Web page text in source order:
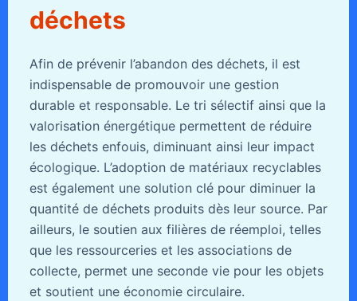
déchets
Afin de prévenir l’abandon des déchets, il est
indispensable de promouvoir une gestion
durable et responsable. Le tri sélectif ainsi que la
valorisation énergétique permettent de réduire
les déchets enfouis, diminuant ainsi leur impact
écologique. L’adoption de matériaux recyclables
est également une solution clé pour diminuer la
quantité de déchets produits dès leur source. Par
ailleurs, le soutien aux filières de réemploi, telles
que les ressourceries et les associations de
collecte, permet une seconde vie pour les objets
et soutient une économie circulaire.